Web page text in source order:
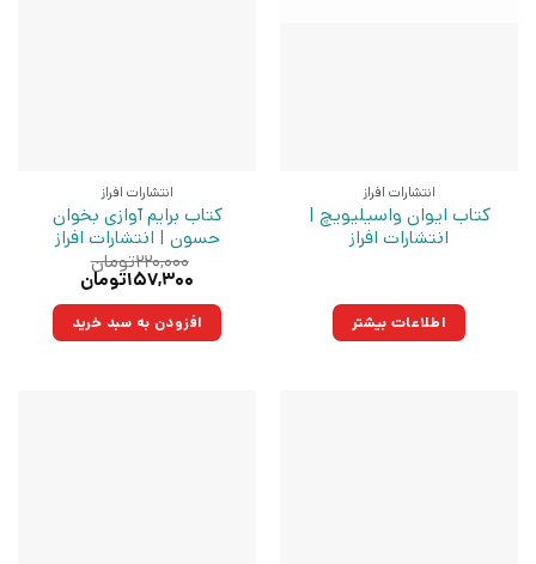
انتشارات افراز
کتاب ایوان واسیلیویچ |
انتشارات افراز
اطلاعات بیشتر
انتشارات افراز
کتاب برایم آوازی بخوان
حسون | انتشارات افراز
۲۲۰,۰۰۰تومان
قیمت
۲۲۰,۰۰۰تومان
بود.
۱۵۷,۳۰۰تومان
۱۵۷,۳۰۰تومان.افزودن به سبد خرید